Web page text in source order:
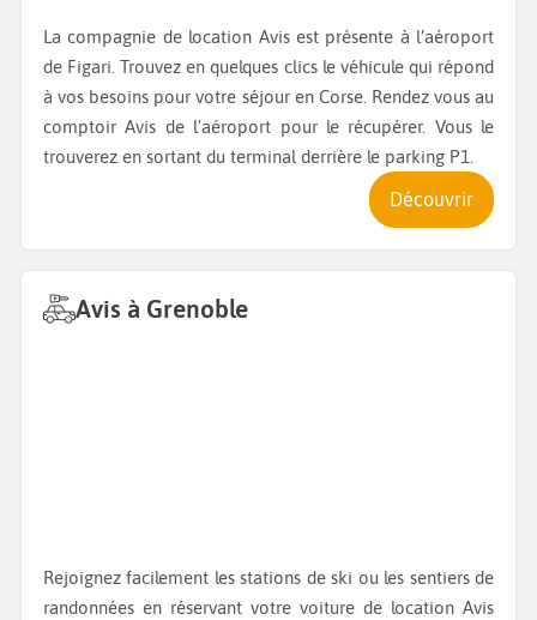
La compagnie de location Avis est présente à l’aéroport
de Figari. Trouvez en quelques clics le véhicule qui répond
à vos besoins pour votre séjour en Corse. Rendez vous au
comptoir Avis de l'aéroport pour le récupérer. Vous le
trouverez en sortant du terminal derrière le parking P1.
Découvrir
Avis à Grenoble
Rejoignez facilement les stations de ski ou les sentiers de
randonnées en réservant votre voiture de location Avis